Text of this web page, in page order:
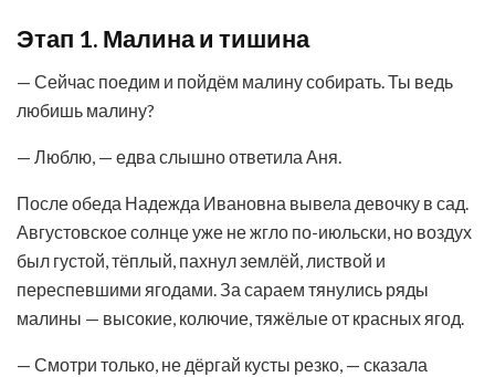
Этап 1. Малина и тишина
— Сейчас поедим и пойдём малину собирать. Ты ведь
любишь малину?
— Люблю, — едва слышно ответила Аня.
После обеда Надежда Ивановна вывела девочку в сад.
Августовское солнце уже не жгло по-июльски, но воздух
был густой, тёплый, пахнул землёй, листвой и
переспевшими ягодами. За сараем тянулись ряды
малины — высокие, колючие, тяжёлые от красных ягод.
— Смотри только, не дёргай кусты резко, — сказала